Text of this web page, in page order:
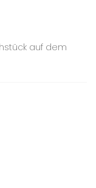
auf dem